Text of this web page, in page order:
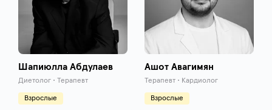
Шапиюлла Абдулаев
Диетолог • Терапевт
Взрослые
Ашот Авагимян
Терапевт • Кардиолог
Взрослые